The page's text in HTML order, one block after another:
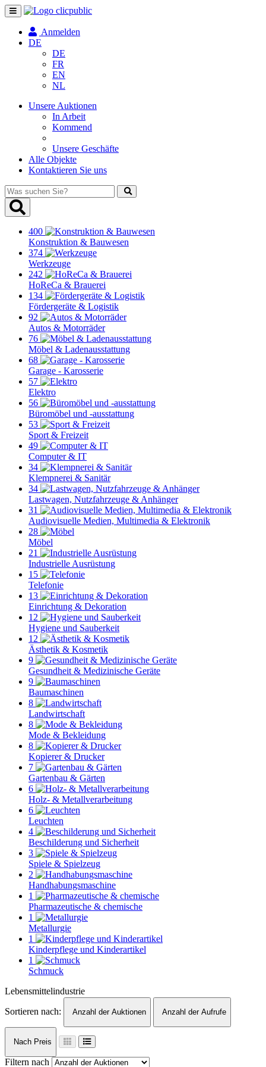
Navigation
umschalten
Anmelden
DE
DE
FR
EN
NL
Unsere Auktionen
In Arbeit
Kommend
Unsere Geschäfte
Alle Objekte
Kontaktieren Sie uns
Was
suchen
Sie?
400
Konstruktion & Bauwesen
374
Werkzeuge
242
HoReCa & Brauerei
134
Fördergeräte & Logistik
92
Autos & Motorräder
76
Möbel & Ladenausstattung
68
Garage - Karosserie
57
Elektro
56
Büromöbel und -ausstattung
53
Sport & Freizeit
49
Computer & IT
34
Klempnerei & Sanitär
34
Lastwagen, Nutzfahrzeuge & Anhänger
31
Audiovisuelle Medien, Multimedia & Elektronik
28
Möbel
21
Industrielle Ausrüstung
15
Telefonie
13
Einrichtung & Dekoration
12
Hygiene und Sauberkeit
12
Ästhetik & Kosmetik
9
Gesundheit & Medizinische Geräte
9
Baumaschinen
8
Landwirtschaft
8
Mode & Bekleidung
8
Kopierer & Drucker
7
Gartenbau & Gärten
6
Holz- & Metallverarbeitung
6
Leuchten
4
Beschilderung und Sicherheit
3
Spiele & Spielzeug
2
Handhabungsmaschine
1
Pharmazeutische & chemische
1
Metallurgie
1
Kinderpflege und Kinderartikel
1
Schmuck
Lebensmittelindustrie
Sortieren nach:
Anzahl der Auktionen Anzahl der Aufrufe
Nach Preis
Filtern nach